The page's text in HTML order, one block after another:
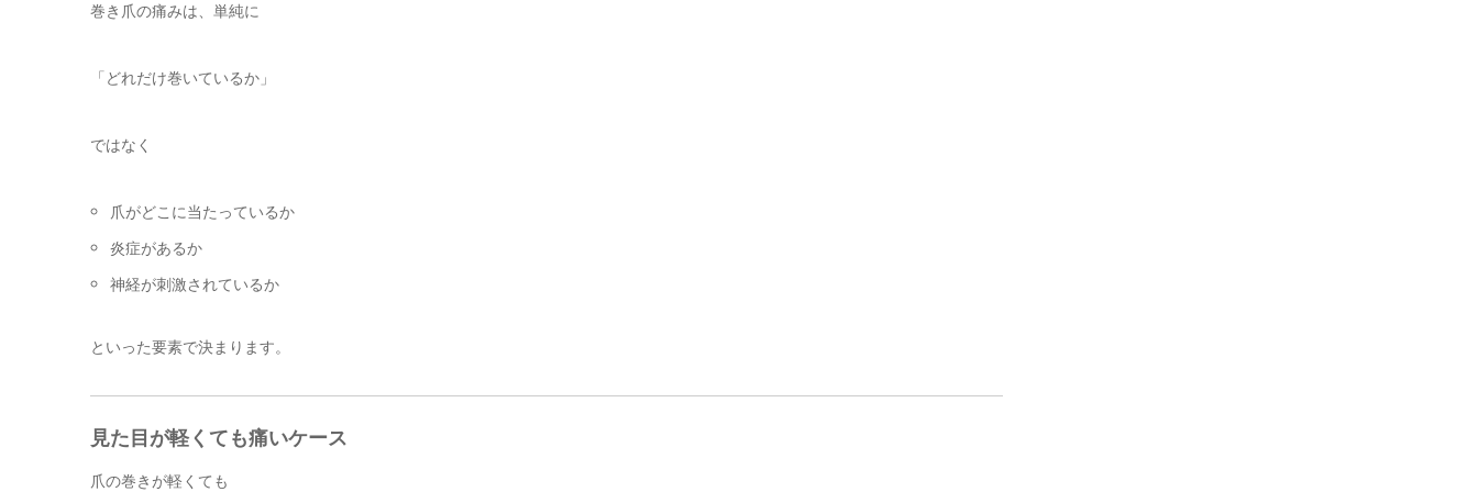
巻き爪の痛みは、単純に
「どれだけ巻いているか」
ではなく
爪がどこに当たっているか
炎症があるか
神経が刺激されているか
といった要素で決まります。
見た目が軽くても痛いケース
爪の巻きが軽くても